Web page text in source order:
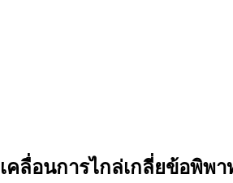
คลื่อนการไกล่เกลี่ยข้อพิ